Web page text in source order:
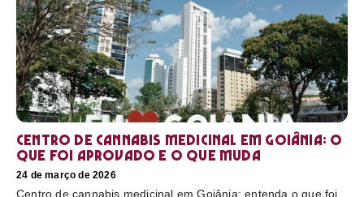
Centro de cannabis medicinal em Goiânia: o
que foi aprovado e o que muda
24 de março de 2026
Centro de cannabis medicinal em Goiânia: entenda o que foi